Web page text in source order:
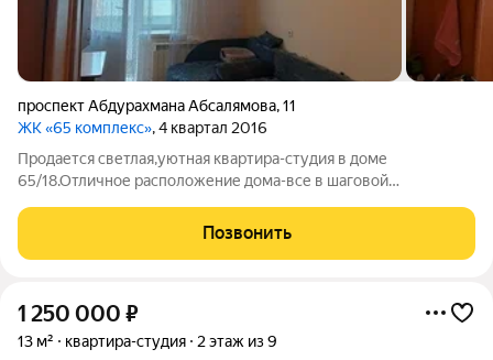
проспект Абдурахмана Абсалямова,11
ЖК «65 комплекс», 4 квартал 2016
Продается светлая,уютная квартира-студия в доме
65/18.Отличное расположение дома-все в шаговой
общественного транспорта,торговый центр
Эссен........)Развитая инфраструктура.Спокойные соседи.Один
Позвонить
1 250 000 ₽
13 м² квартира-студия 2 этаж из 9